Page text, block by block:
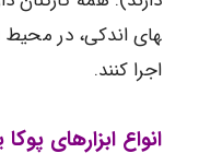
های اندکی، در محیط
اجرا کنند.
انواع ابزارهای پوکا